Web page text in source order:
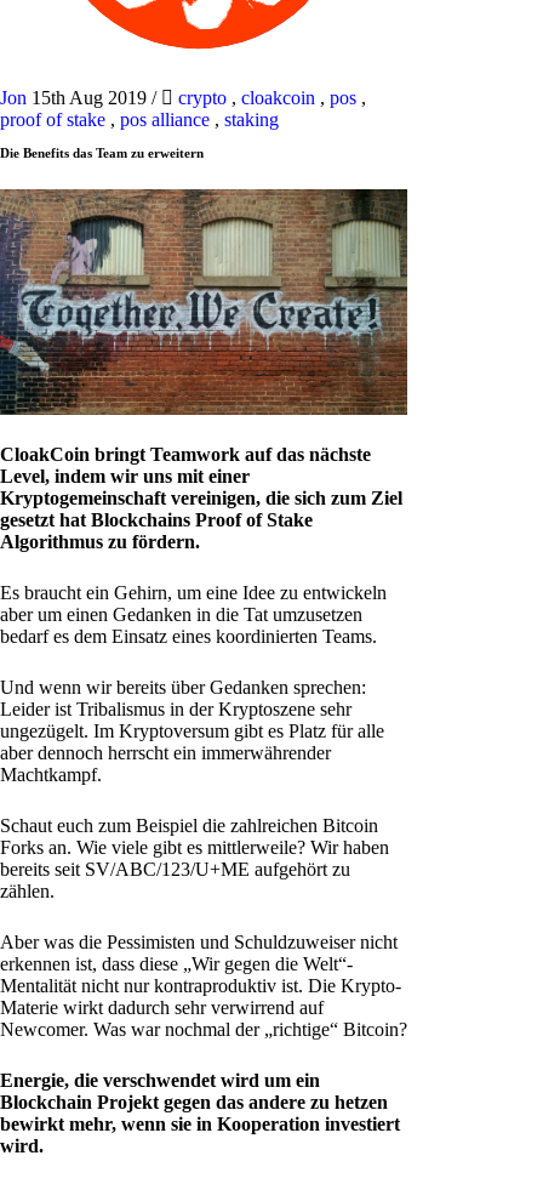
Jon 15th Aug 2019 / crypto , cloakcoin , pos ,
proof of stake , pos alliance , staking
Die Benefits das Team zu erweitern
CloakCoin bringt Teamwork auf das nächste
Level, indem wir uns mit einer
Kryptogemeinschaft vereinigen, die sich zum Ziel
gesetzt hat Blockchains Proof of Stake
Algorithmus zu fördern.
Es braucht ein Gehirn, um eine Idee zu entwickeln
aber um einen Gedanken in die Tat umzusetzen
bedarf es dem Einsatz eines koordinierten Teams.
Und wenn wir bereits über Gedanken sprechen:
Leider ist Tribalismus in der Kryptoszene sehr
ungezügelt. Im Kryptoversum gibt es Platz für alle
aber dennoch herrscht ein immerwährender
Machtkampf.
Schaut euch zum Beispiel die zahlreichen Bitcoin
Forks an. Wie viele gibt es mittlerweile? Wir haben
bereits seit SV/ABC/123/U+ME aufgehört zu
zählen.
Aber was die Pessimisten und Schuldzuweiser nicht
erkennen ist, dass diese „Wir gegen die Welt“-
Mentalität nicht nur kontraproduktiv ist. Die Krypto-
Materie wirkt dadurch sehr verwirrend auf
Newcomer. Was war nochmal der „richtige“ Bitcoin?
Energie, die verschwendet wird um ein
Blockchain Projekt gegen das andere zu hetzen
bewirkt mehr, wenn sie in Kooperation investiert
wird.